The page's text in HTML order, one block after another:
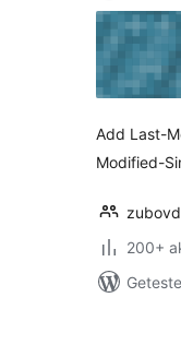
Add Last-
Modified-
zubovd
200+